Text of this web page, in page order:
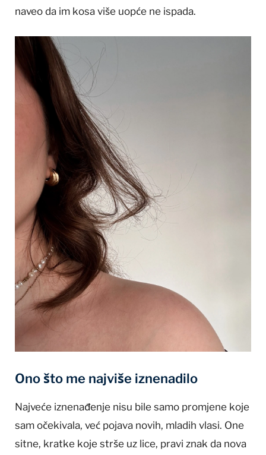
naveo da im kosa više uopće ne ispada.
Ono što me najviše iznenadilo
Najveće iznenađenje nisu bile samo promjene koje
sam očekivala, već pojava novih, mladih vlasi. One
sitne, kratke koje strše uz lice, pravi znak da nova